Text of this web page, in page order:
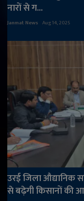
नारों से ग...
Janmat News Aug 14, 2025
उरई जिला औद्यानिक
से बढ़ेगी किसानों की